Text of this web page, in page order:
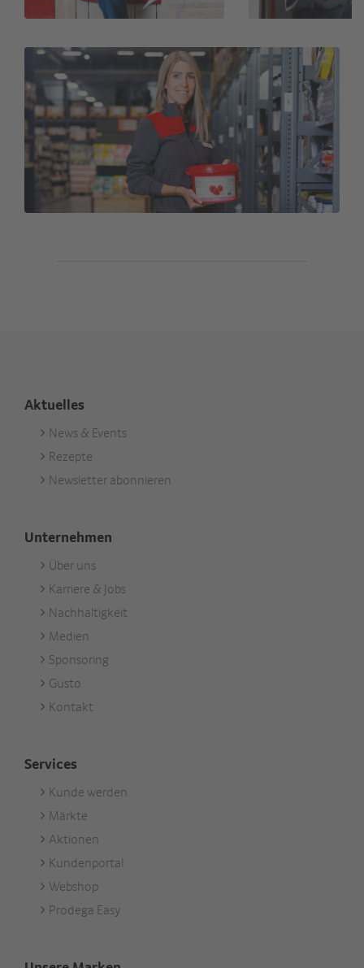
Aktuelles
Footer
Aktuell
News & Events
Rezepte
Newsletter abonnieren
Unternehmen
Footer
Unternehmen
Über uns
Karriere & Jobs
Nachhaltigkeit
Medien
Sponsoring
Gusto
Kontakt
Services
Footer
Services
Kunde werden
Märkte
Aktionen
Kundenportal
Webshop
Prodega Easy